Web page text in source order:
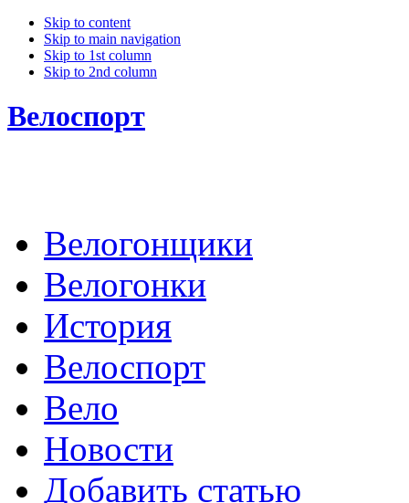
Skip to content
Skip to main navigation
Skip to 1st column
Skip to 2nd column
Велоспорт
Велогонщики
Велогонки
История
Велоспорт
Вело
Новости
Добавить статью